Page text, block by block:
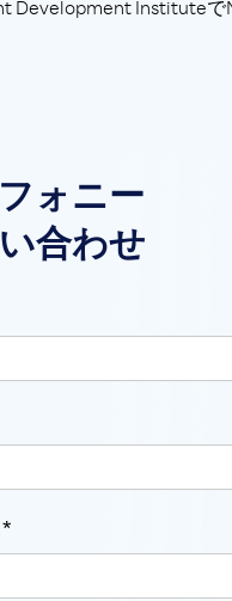
Development Instituteで
ォニー
合わせ